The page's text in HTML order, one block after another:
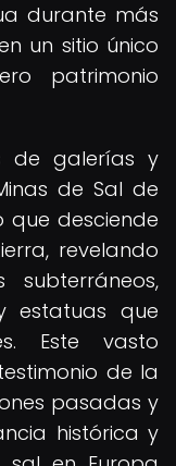
durante más
un sitio único
patrimonio
de galerías y
de Sal de
que desciende
revelando
estatuas que
Este vasto
de la
pasadas y
histórica y